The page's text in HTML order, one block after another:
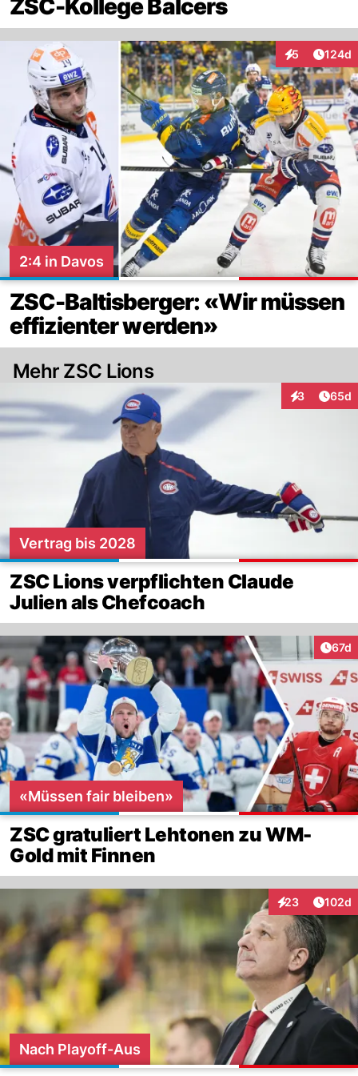
ZSC-Kollege Balcers
5
Interaktionen
124d
2:4 in Davos
ZSC-Baltisberger: «Wir müssen
effizienter werden»
Mehr ZSC Lions
3
Interaktionen
65d
Vertrag bis 2028
ZSC Lions verpflichten Claude
Julien als Chefcoach
67d
«Müssen fair bleiben»
ZSC gratuliert Lehtonen zu WM-
Gold mit Finnen
23
Interaktionen
102d
Nach Playoff-Aus